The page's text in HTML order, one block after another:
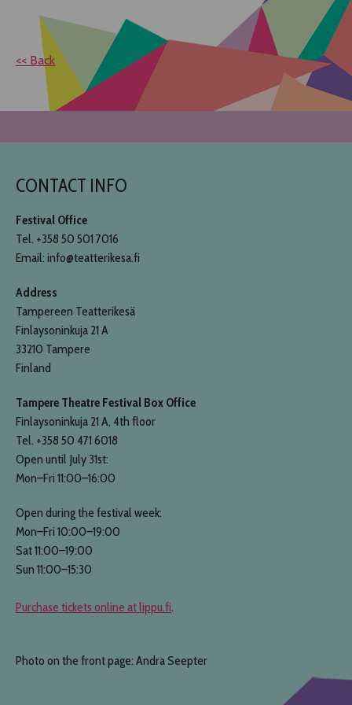
<< Back
CONTACT INFO
Festival Office
Tel. +358 50 501 7016
Email: info@teatterikesa.fi
Address
Tampereen Teatterikesä
Finlaysoninkuja 21 A
33210 Tampere
Finland
Tampere Theatre Festival Box Office
Finlaysoninkuja 21 A, 4th floor
Tel. +358 50 471 6018
Open until July 31st:
Mon–Fri 11:00–16:00
Open during the festival week:
Mon–Fri 10:00–19:00
Sat 11:00–19:00
Sun 11:00–15:30
Purchase tickets online at lippu.fi.
Photo on the front page: Andra Seepter